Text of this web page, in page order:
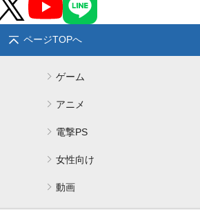
ページTOPへ
ゲーム
アニメ
電撃PS
女性向け
動画